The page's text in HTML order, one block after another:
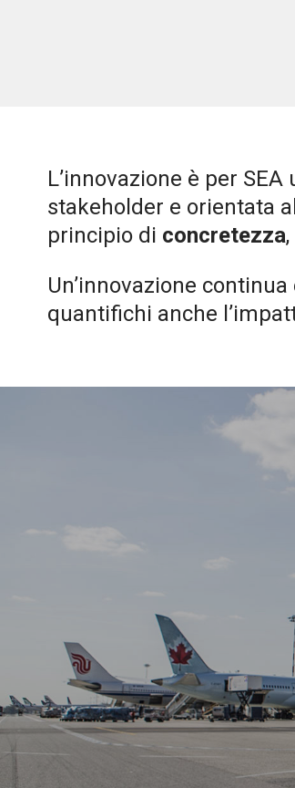
L’innovazione è per
stakeholder e orientata
principio di concretezza
Un’innovazione
quantifichi anche